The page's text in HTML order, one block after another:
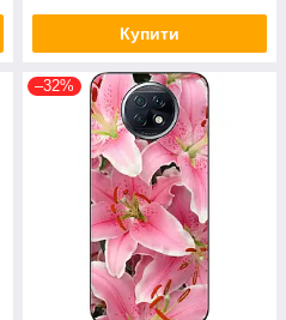
Купити
–32%